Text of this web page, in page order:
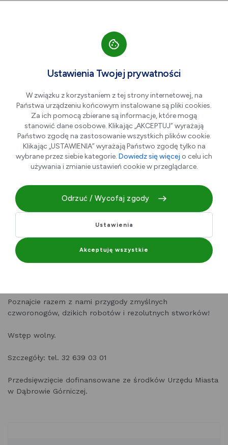
Filmowa Biblioteka
Zapraszamy na seanse filmowe w Bibliotece Głównej!
Terminy:
Poznajcie razem z nami przygody zmyślnych
czworonogów, dzikich robotów i rezolutnych stworków!
Wstęp wolny.
Szczegóły: tel. 32 639 03 01
Przedsięwzięcie dofinansowane ze środków Urzędu Miasta
w Dąbrowie Górniczej.
Ustawienia Twojej prywatności
W związku z korzystaniem z tej strony internetowej, na
Państwa urządzeniu końcowym instalowane są pliki cookies.
Za ich pomocą zbierane są informacje, które mogą
stanowić dane osobowe. Klikając „AKCEPTUJ” wyrażają
Państwo zgodę na zastosowanie wszystkich plików cookie.
Klikając „USTAWIENIA” wyrażają Państwo zgodę tylko na
wybrane przez siebie kategorie. Dowiedz się więcej o celu ich
używania i zmianie ustawień cookie w przeglądarce.
Odrzuć / Wycofaj zgody
Ustawienia
Akceptuję wszystkie